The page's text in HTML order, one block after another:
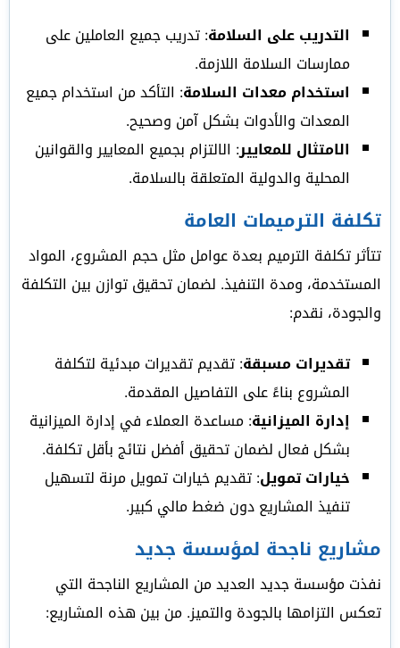
التدريب على السلامة: تدريب جميع العاملين على
ممارسات السلامة اللازمة.
استخدام معدات السلامة: التأكد من استخدام جميع
المعدات والأدوات بشكل آمن وصحيح.
الامتثال للمعايير: الالتزام بجميع المعايير والقوانين
المحلية والدولية المتعلقة بالسلامة.
تكلفة الترميمات العامة
تتأثر تكلفة الترميم بعدة عوامل مثل حجم المشروع، المواد
المستخدمة، ومدة التنفيذ. لضمان تحقيق توازن بين التكلفة
والجودة، نقدم:
تقديرات مسبقة: تقديم تقديرات مبدئية لتكلفة
المشروع بناءً على التفاصيل المقدمة.
إدارة الميزانية: مساعدة العملاء في إدارة الميزانية
بشكل فعال لضمان تحقيق أفضل نتائج بأقل تكلفة.
خيارات تمويل: تقديم خيارات تمويل مرنة لتسهيل
تنفيذ المشاريع دون ضغط مالي كبير.
مشاريع ناجحة لمؤسسة جديد
نفذت مؤسسة جديد العديد من المشاريع الناجحة التي
تعكس التزامها بالجودة والتميز. من بين هذه المشاريع: